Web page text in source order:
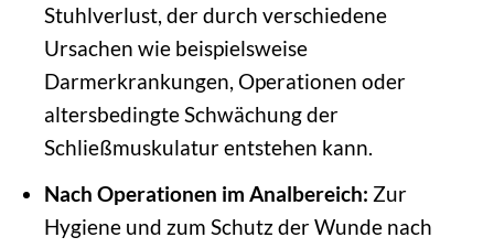
Stuhlverlust, der durch verschiedene
Ursachen wie beispielsweise
Darmerkrankungen, Operationen oder
altersbedingte Schwächung der
Schließmuskulatur entstehen kann.
Nach Operationen im Analbereich: Zur
Hygiene und zum Schutz der Wunde nach